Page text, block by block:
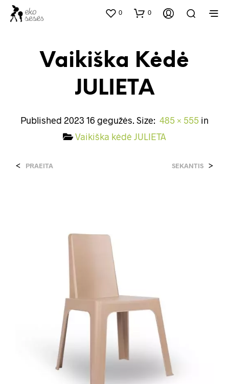
0 0
Vaikiška Kėdė
JULIETA
Published 2023 16 gegužės. Size: 485 × 555 in
Vaikiška kėdė JULIETA
< PRAEITA SEKANTIS >